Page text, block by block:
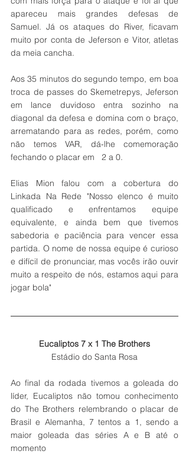
apareceu mais grandes defesas de
Samuel. Já os ataques do River, ficavam
muito por conta de Jeferson e Vitor, atletas
da meia cancha.
Aos 35 minutos do segundo tempo, em boa
troca de passes do Skemetrepys, Jeferson
em lance duvidoso entra sozinho na
diagonal da defesa e domina com o braço,
arrematando para as redes, porém, como
não temos VAR, dá-lhe comemoração
fechando o placar em   2 a 0.
Elias Mion falou com a cobertura do
Linkada Na Rede "Nosso elenco é muito
qualificado e enfrentamos equipe
equivalente, e ainda bem que tivemos
sabedoria e paciência para vencer essa
partida. O nome de nossa equipe é curioso
e difícil de pronunciar, mas vocês irão ouvir
muito a respeito de nós, estamos aqui para
jogar bola"
Eucaliptos 7 x 1 The Brothers
Estádio do Santa Rosa
Ao final da rodada tivemos a goleada do
líder, Eucaliptos não tomou conhecimento
do The Brothers relembrando o placar de
Brasil e Alemanha, 7 tentos a 1, sendo a
maior goleada das séries A e B até o
momento